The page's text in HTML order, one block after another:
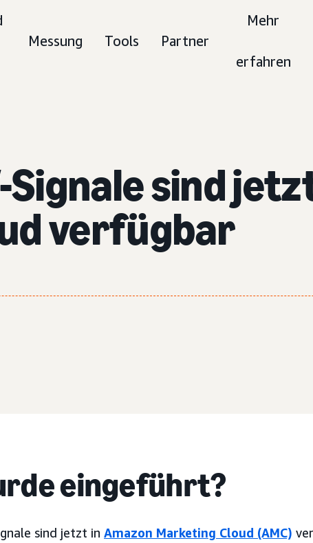
Messung Tools Partner
Mehr
erfahren
sind
verfügbar
eingeführt?
sind jetzt in Amazon Marketing Cloud (AMC)